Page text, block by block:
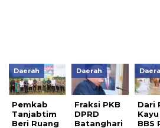
Daerah
Pemkab
Tanjabtim
Beri Ruang
Daerah
Fraksi PKB
DPRD
Batanghari
Dari
BBS